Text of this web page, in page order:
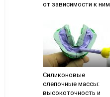
от зависимости к ним
Силиконовые
слепочные массы:
высокоточность и